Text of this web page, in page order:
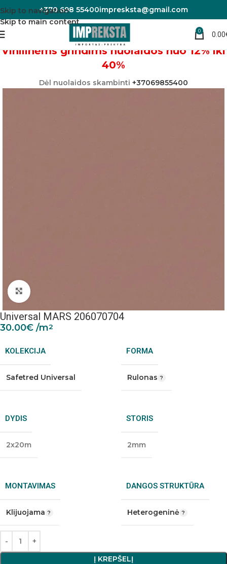
Skip to navigation
Skip to main content
+370 698 55400impresksta@gmail.com
0 0.00
Pradžia Vinilinės grindys Linoleumas/PVC danga
Vinilinėms grindims nuolaidos nuo 12% iki
40%
Dėl nuolaidos skambinti +37069855400
Padidinti nuotrauką
Universal MARS 206070704
30.00€ /m2
KOLEKCIJA
Safetred Universal
FORMA
Rulonas
DYDIS
2x20m
STORIS
2mm
MONTAVIMAS
Klijuojama
DANGOS STRUKTŪRA
Heterogeninė
Į KREPŠELĮ